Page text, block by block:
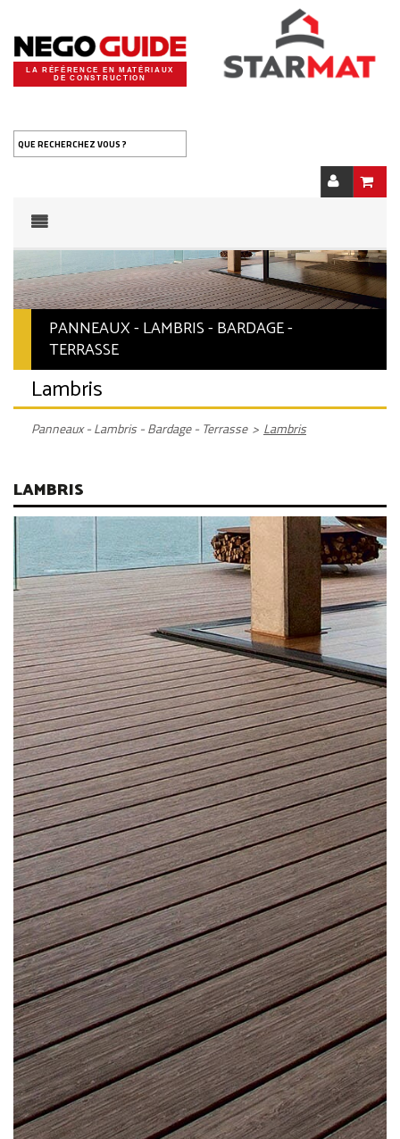
LA RÉFÉRENCE EN MATÉRIAUX
DE CONSTRUCTION
QUE RECHERCHEZ VOUS ?
PANNEAUX - LAMBRIS - BARDAGE -
TERRASSE
Lambris
Panneaux - Lambris - Bardage - Terrasse > Lambris
LAMBRIS